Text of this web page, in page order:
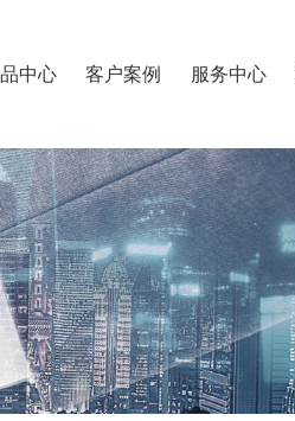
中心 客户案例 服务中心